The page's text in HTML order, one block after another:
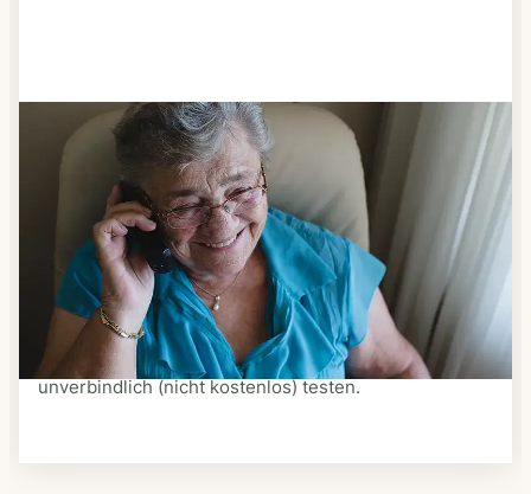
Schritt 3
Bestellen & liefern lassen
Suchen Sie sich aus dem Speiseplan Ihres Anbieters
aus, was Ihnen schmeckt. Bestellen Sie telefonisch,
schriftlich oder im Online-Shop Ihres Anbieters.
Ein Kurier liefert Ihnen das bestellte Essen zum
vereinbarten Zeitpunkt nach Hause. Bei vielen
Anbietern können Sie Essen auf Rädern auch
unverbindlich (nicht kostenlos) testen.